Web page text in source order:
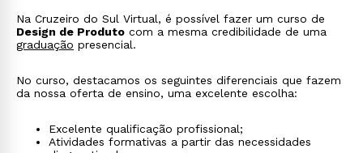
Na Cruzeiro do Sul Virtual, é possível fazer um curso de
Design de Produto com a mesma credibilidade de uma
graduação presencial.
No curso, destacamos os seguintes diferenciais que fazem
da nossa oferta de ensino, uma excelente escolha:
Excelente qualificação profissional;
Atividades formativas a partir das necessidades